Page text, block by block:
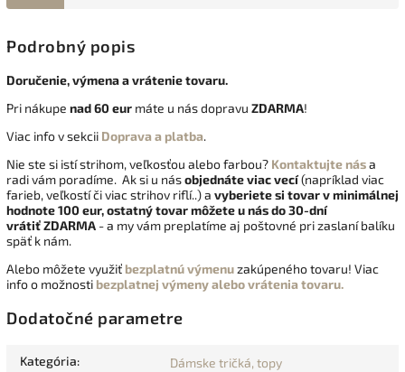
Podrobný popis
Doručenie, výmena a vrátenie tovaru.
Pri nákupe nad 60 eur máte u nás dopravu ZDARMA!
Viac info v sekcii Doprava a platba.
Nie ste si istí strihom, veľkosťou alebo farbou? Kontaktujte nása
radi vám poradíme. Ak si u násobjednáte viac vecí(napríklad viac
farieb, veľkostí či viac strihov riflí..) a vyberiete si tovar v minimálnej
hodnote 100 eur, ostatný tovar môžete u nás do 30-dní
vrátiťZDARMA - a my vám preplatíme aj poštovné pri zaslaní balíku
späť k nám.
Alebo môžete využiť bezplatnú výmenuzakúpeného tovaru! Viac
info o možnosti bezplatnej výmeny alebo vrátenia tovaru.
Dodatočné parametre
Kategória: Dámske tričká, topy